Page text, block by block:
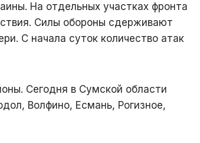
На отдельных участках фронта
Силы обороны сдерживают
С начала суток количество атак
Сегодня в Сумской области
Волфино, Есмань, Рогизное,